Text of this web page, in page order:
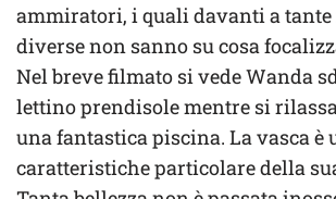
ammiratori, i quali davanti a
diverse non sanno su cosa
Nel breve filmato si vede Wanda
lettino prendisole mentre si
una fantastica piscina. La vasca è
caratteristiche particolare della